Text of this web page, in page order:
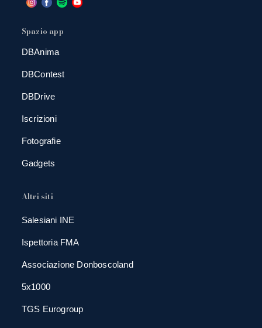
Spazio app
DBAnima
DBContest
DBDrive
Iscrizioni
Fotografie
Gadgets
Altri siti
Salesiani INE
Ispettoria FMA
Associazione Donboscoland
5x1000
TGS Eurogroup